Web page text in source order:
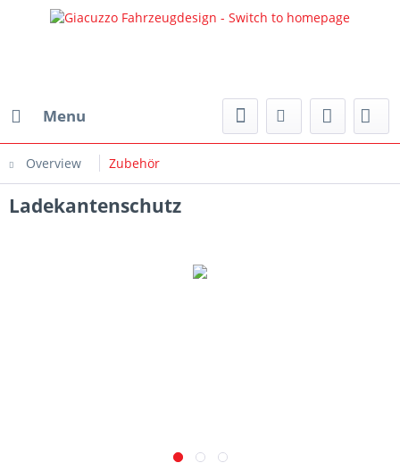
Menu
Overview Zubehör
Ladekantenschutz